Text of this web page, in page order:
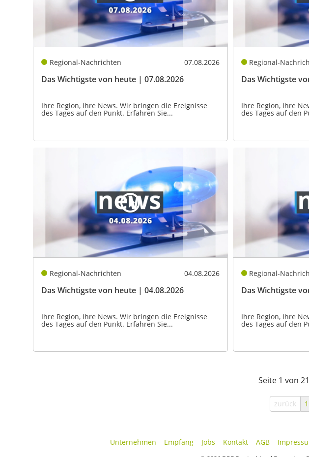
Regional-Nachrichten 07.08.2026
Das Wichtigste von heute | 07.08.2026
Ihre Region, Ihre News. Wir bringen die Ereignisse
des Tages auf den Punkt. Erfahren Sie...
Regional-
Das Wichtigste
Ihre Region, Ihre
des Tages auf den
Regional-Nachrichten 04.08.2026
Das Wichtigste von heute | 04.08.2026
Ihre Region, Ihre News. Wir bringen die Ereignisse
des Tages auf den Punkt. Erfahren Sie...
Regional-
Das Wichtigste
Ihre Region, Ihre
des Tages auf den
Seite 1 von
zurück 1
Unternehmen Empfang Jobs Kontakt AGB